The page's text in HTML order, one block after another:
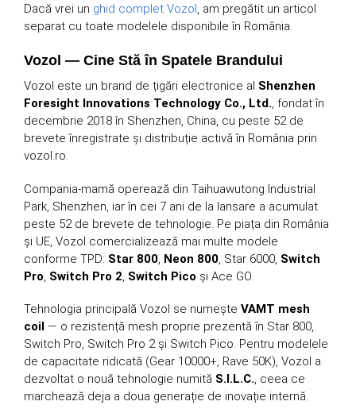
Dacă vrei un ghid complet Vozol, am pregătit un articol
separat cu toate modelele disponibile în România.
Vozol — Cine Stă în Spatele Brandului
Vozol este un brand de țigări electronice al Shenzhen
Foresight Innovations Technology Co., Ltd., fondat în
decembrie 2018 în Shenzhen, China, cu peste 52 de
brevete înregistrate și distribuție activă în România prin
vozol.ro.
Compania-mamă operează din Taihuawutong Industrial
Park, Shenzhen, iar în cei 7 ani de la lansare a acumulat
peste 52 de brevete de tehnologie. Pe piața din România
și UE, Vozol comercializează mai multe modele
conforme TPD: Star 800, Neon 800, Star 6000, Switch
Pro, Switch Pro 2, Switch Pico și Ace GO.
Tehnologia principală Vozol se numește VAMT mesh
coil — o rezistență mesh proprie prezentă în Star 800,
Switch Pro, Switch Pro 2 și Switch Pico. Pentru modelele
de capacitate ridicată (Gear 10000+, Rave 50K), Vozol a
dezvoltat o nouă tehnologie numită S.I.L.C., ceea ce
marchează deja a doua generație de inovație internă.